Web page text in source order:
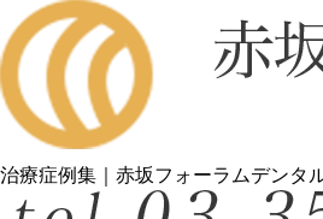
治療症例集｜赤坂フォーラムデンタ